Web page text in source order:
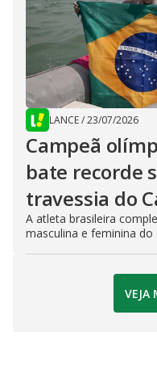
LANCE/23/07/2026
Campeã
bate recorde
travessia do
A atleta brasileira
masculina e feminina do
VEJA